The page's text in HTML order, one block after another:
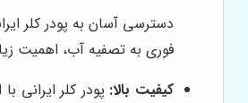
دسترسی آسان به پودر کلر
فوری به تصفیه آب، اهمیت
کیفیت بالا: پودر کلر ایرانی